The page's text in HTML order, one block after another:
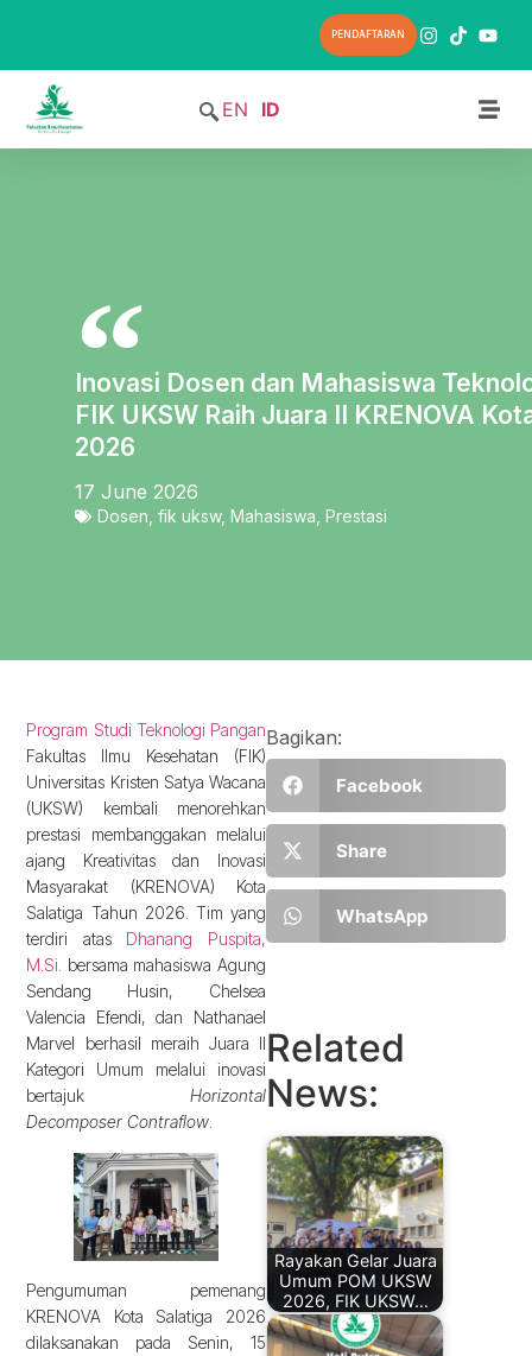
PENDAFTARAN
EN ID
Inovasi Dosen dan Mahasiswa
FIK UKSW Raih Juara II KRENOVA
2026
17 June 2026
Dosen fik uksw, Mahasiswa Prestasi
Program Studi Teknologi Pangan
Fakultas Ilmu Kesehatan (FIK)
Universitas Kristen Satya Wacana
(UKSW) kembali menorehkan
prestasi membanggakan melalui
ajang Kreativitas dan Inovasi
Masyarakat (KRENOVA) Kota
Salatiga Tahun 2026. Tim yang
terdiri atas Dhanang Puspita,
M.Si. bersama mahasiswa Agung
Sendang Husin, Chelsea
Valencia Efendi, dan Nathanael
Marvel berhasil meraih Juara II
Kategori Umum melalui inovasi
bertajuk Horizontal
Decomposer Contraflow
Pengumuman pemenang
KRENOVA Kota Salatiga 2026
dilaksanakan pada Senin, 15
Bagikan:
Facebook
Share
WhatsApp
Related
News:
Rayakan Gelar Juara
Umum POM UKSW
2026, FIK UKSW…